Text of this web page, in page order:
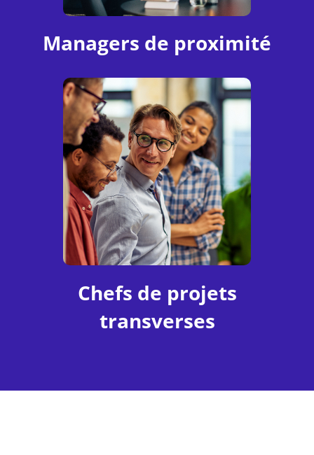
Managers de proximité
Chefs de projets
transverses